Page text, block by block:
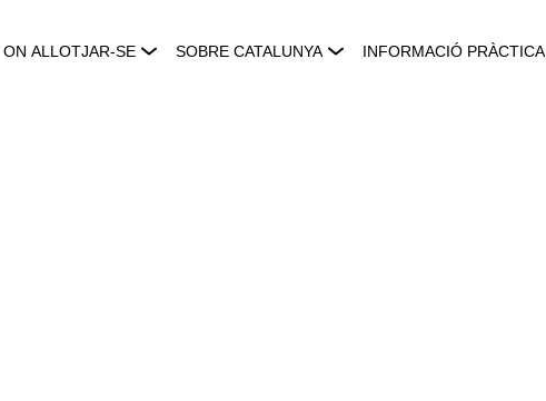
ON ALLOTJAR-SE SOBRE CATALUNYA INFORMACIÓ PRÀCTICA